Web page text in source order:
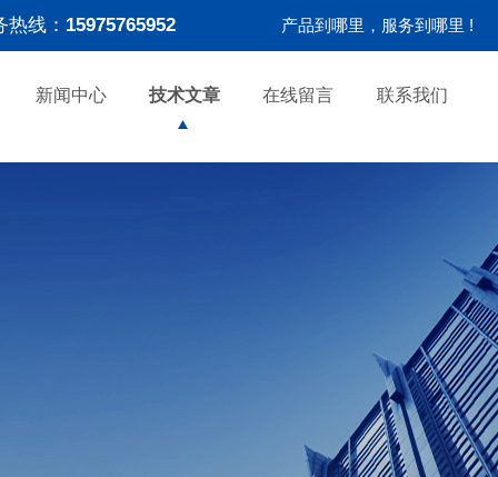
热线： 15975765952 产品到哪里，服务到哪里 !
新闻中心 技术文章 在线留言 联系我们